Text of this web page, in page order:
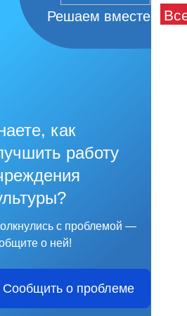
Решаем вместе
как
работу
с проблемой —
о ней!
Сообщить о проблеме